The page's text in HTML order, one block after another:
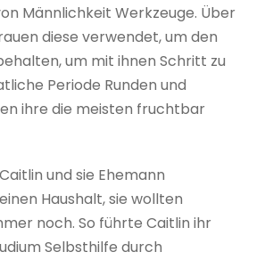
Männlichkeit Werkzeuge. Über
diese verwendet, um den
um mit ihnen Schritt zu
Periode Runden und
ihre die meisten fruchtbar
und sie Ehemann
Haushalt, sie wollten
noch. So führte Caitlin ihr
Selbsthilfe durch